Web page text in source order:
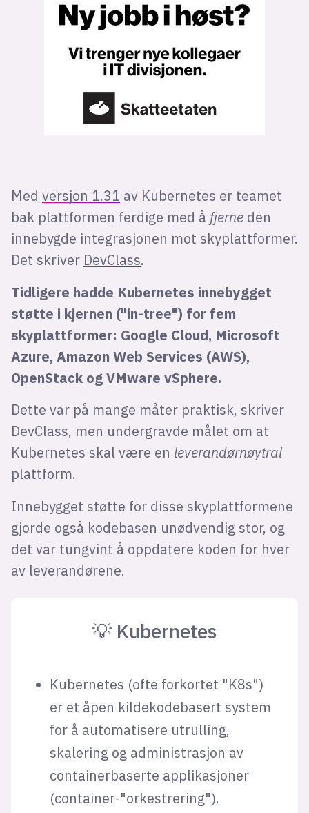
Med versjon 1.31 av Kubernetes er teamet
bak plattformen ferdige med å fjerneden
innebygde integrasjonen mot skyplattformer.
Det skriver DevClass.
Tidligere hadde Kubernetes innebygget
støtte i kjernen ("in-tree") for fem
skyplattformer: Google Cloud, Microsoft
Azure, Amazon Web Services (AWS),
OpenStack og VMware vSphere.
Dette var på mange måter praktisk, skriver
DevClass, men undergravde målet om at
Kubernetes skal være en leverandørnøytral
plattform.
Innebygget støtte for disse skyplattformene
gjorde også kodebasen unødvendig stor, og
det var tungvint å oppdatere koden for hver
av leverandørene.
💡 Kubernetes
Kubernetes (ofte forkortet "K8s")
er et åpen kildekodebasert system
for å automatisere utrulling,
skalering og administrasjon av
containerbaserte applikasjoner
(container-"orkestrering").